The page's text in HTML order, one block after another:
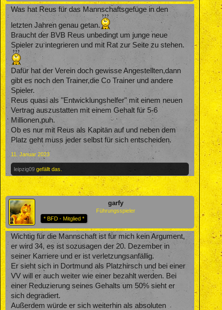
Was hat Reus für das Mannschaftsgefüge in den
letzten Jahren genau getan.
Braucht der BVB Reus unbedingt um junge neue
Spieler zu integrieren und mit Rat zur Seite zu stehen.
Dafür hat der Verein doch gewisse Angestellten,dann
gibt es noch den Trainer,die Co Trainer und andere
Spieler.
Reus quasi als "Entwicklungshelfer" mit einem neuen
Vertrag auszustatten mit einem Gehalt für 5-6
Millionen,puh.
Ob es nur mit Reus als Kapitän auf und neben dem
Platz geht muss jeder selbst für sich entscheiden.
11. Januar 2023
leipzig09 gefällt das.
garfy
Führungsspieler
* BFD - Mitglied *
Wichtig für die Mannschaft ist für mich kein Argument,
er wird 34, es ist sozusagen der 20. Dezember in
seiner Karriere und er ist verletzungsanfällig.
Er sieht sich in Dortmund als Platzhirsch und bei einer
VV will er auch weiter wie einer bezahlt werden. Bei
einer Reduzierung seines Gehalts um 50% sieht er
sich degradiert.
Außerdem würde er sich weiterhin als absoluten